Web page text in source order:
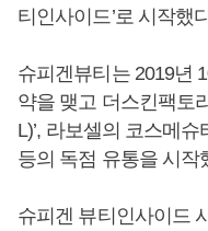
티인사이드’로 시작했
슈피겐뷰티는 2019년
약을 맺고 더스킨팩토
L)’, 라보셀의 코스메슈
등의 독점 유통을 시작
슈피겐 뷰티인사이드